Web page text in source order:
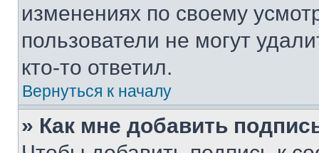
изменениях по своему
пользователи не могут
кто-то ответил.
Вернуться к началу
» Как мне добавить